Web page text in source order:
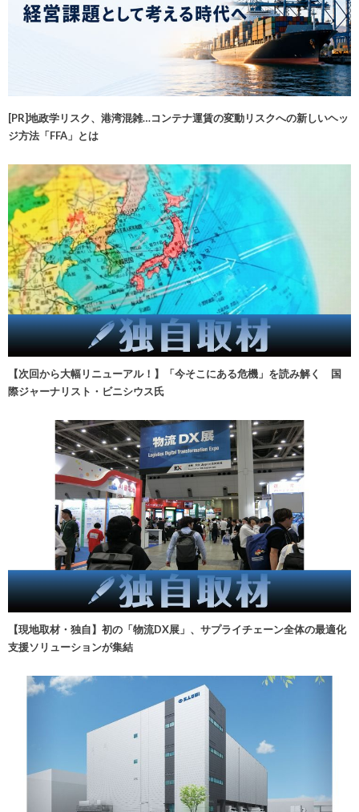
[PR]地政学リスク、港湾混雑…コンテナ運賃の変動リスクへの新しいヘッ
ジ方法「FFA」とは
【次回から大幅リニューアル！】「今そこにある危機」を読み解く 国
際ジャーナリスト・ビニシウス氏
【現地取材・独自】初の「物流DX展」、サプライチェーン全体の最適化
支援ソリューションが集結